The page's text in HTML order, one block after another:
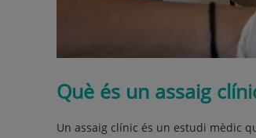
Què és un assaig
Un assaig clínic és un estudi mèdic